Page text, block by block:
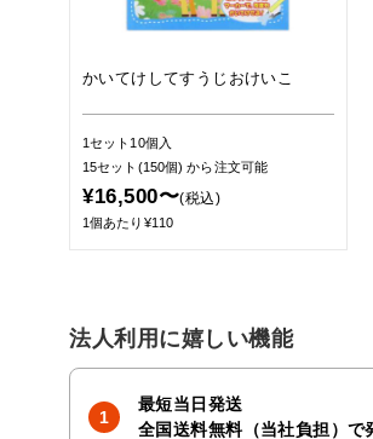
かいてけしてすうじおけいこ
1セット10個入
15セット(150個)から注文可能
¥16,500〜(税込)
1個あたり¥110
法人利用に嬉しい機能
最短当日発送
全国送料無料（当社負担）で